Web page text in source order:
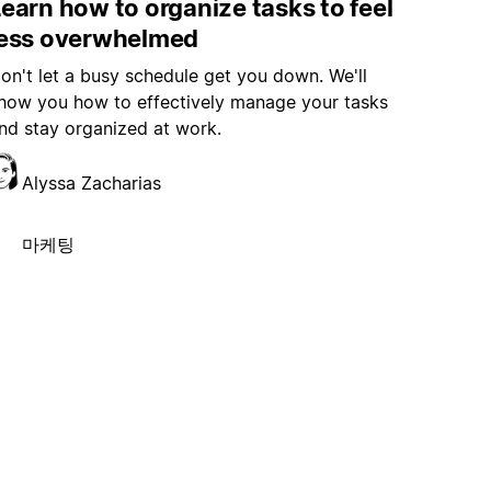
how to organize tasks to feel
overwhelmed
let a busy schedule get you down. We'll
you how to effectively manage your tasks
stay organized at work.
Alyssa Zacharias
마케팅